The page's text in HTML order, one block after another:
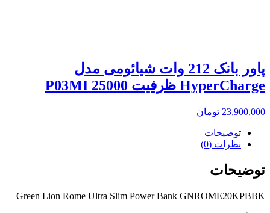
پاور بانک 212 وات شیائومی مدل
HyperCharge ظرفیت 25000 P03MI
23,900,000 تومان
توضیحات
نظرات (0)
توضیحات
Green Lion Rome Ultra Slim Power Bank GNROME20KPBBK